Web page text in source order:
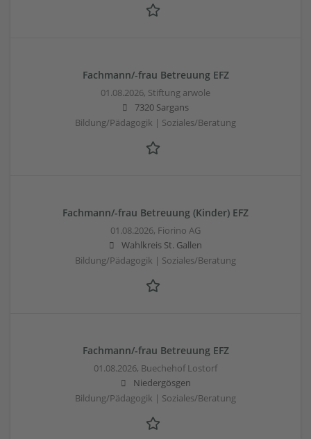
Fachmann/-frau Betreuung EFZ
01.08.2026, Stiftung arwole
7320 Sargans
Bildung/Pädagogik | Soziales/Beratung
Fachmann/-frau Betreuung (Kinder) EFZ
01.08.2026, Fiorino AG
Wahlkreis St. Gallen
Bildung/Pädagogik | Soziales/Beratung
Fachmann/-frau Betreuung EFZ
01.08.2026, Buechehof Lostorf
Niedergösgen
Bildung/Pädagogik | Soziales/Beratung